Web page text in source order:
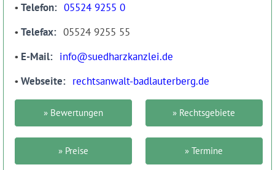
Telefon
05524 9255 0
Telefax
05524 9255 55
E-Mail
info@suedharzkanzlei.de
Webseite
rechtsanwalt-badlauterberg.de
» Bewertungen » Rechtsgebiete
» Preise » Termine